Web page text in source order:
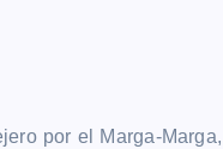
por el Marga-Marga,